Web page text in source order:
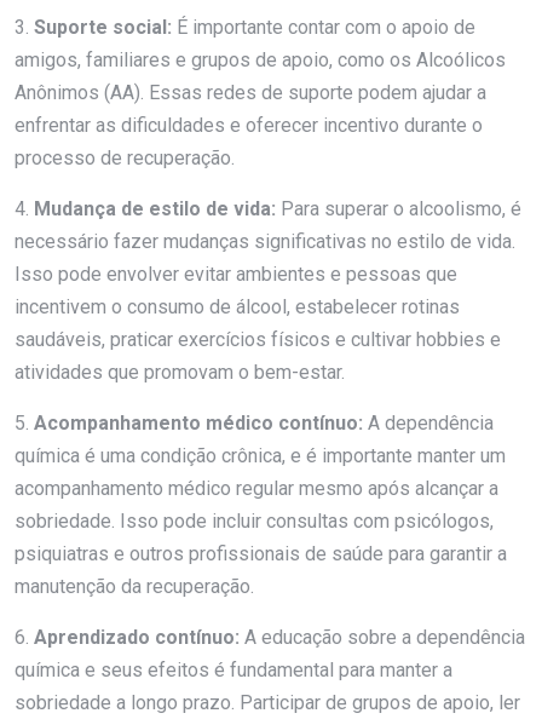
3. Suporte social: É importante contar com o apoio de
amigos, familiares e grupos de apoio, como os Alcoólicos
Anônimos (AA). Essas redes de suporte podem ajudar a
enfrentar as dificuldades e oferecer incentivo durante o
processo de recuperação.
4. Mudança de estilo de vida: Para superar o alcoolismo, é
necessário fazer mudanças significativas no estilo de vida.
Isso pode envolver evitar ambientes e pessoas que
incentivem o consumo de álcool, estabelecer rotinas
saudáveis, praticar exercícios físicos e cultivar hobbies e
atividades que promovam o bem-estar.
5. Acompanhamento médico contínuo: A dependência
química é uma condição crônica, e é importante manter um
acompanhamento médico regular mesmo após alcançar a
sobriedade. Isso pode incluir consultas com psicólogos,
psiquiatras e outros profissionais de saúde para garantir a
manutenção da recuperação.
6. Aprendizado contínuo: A educação sobre a dependência
química e seus efeitos é fundamental para manter a
sobriedade a longo prazo. Participar de grupos de apoio, ler